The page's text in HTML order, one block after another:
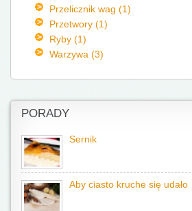
Przelicznik wag (1)
Przetwory (1)
Ryby (1)
Warzywa (3)
PORADY
Sernik
Aby ciasto kruche się udało